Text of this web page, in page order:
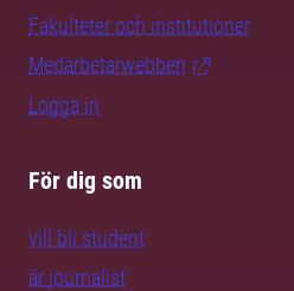
Fakulteter och institutioner
Medarbetarwebben
Logga in
För dig som
vill bli student
är journalist